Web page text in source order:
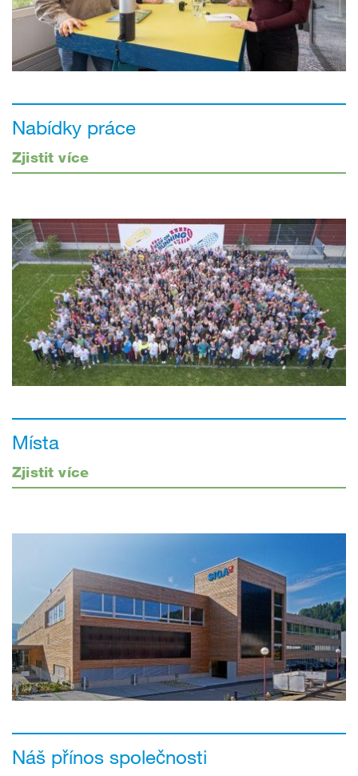
Nabídky práce
Zjistit více
Místa
Zjistit více
Náš přínos společnosti